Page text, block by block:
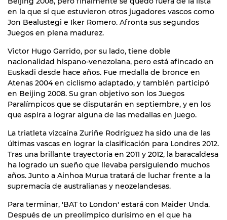
en la que sí que estuvieron otros jugadores vascos como
Jon Bealustegi e Iker Romero. Afronta sus segundos
Juegos en plena madurez.
Victor Hugo Garrido, por su lado, tiene doble
nacionalidad hispano-venezolana, pero está afincado en
Euskadi desde hace años. Fue medalla de bronce en
Atenas 2004 en ciclismo adaptado, y también participó
en Beijing 2008. Su gran objetivo son los Juegos
Paralímpicos que se disputarán en septiembre, y en los
que aspira a lograr alguna de las medallas en juego.
La triatleta vizcaína Zuriñe Rodríguez ha sido una de las
últimas vascas en lograr la clasificación para Londres 2012.
Tras una brillante trayectoria en 2011 y 2012, la baracaldesa
ha logrado un sueño que llevaba persiguiendo muchos
años. Junto a Ainhoa Murua tratará de luchar frente a la
supremacía de australianas y neozelandesas.
Para terminar, 'BAT to London' estará con Maider Unda.
Después de un preolímpico durísimo en el que ha